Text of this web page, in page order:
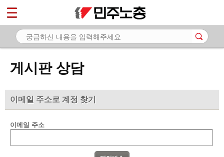
게시판 상담
이메일 주소로 계정 찾기
이메일 주소
마이페이지
소개
노동상담
- 게시판 상담
- 바로보기
- 찾아보기